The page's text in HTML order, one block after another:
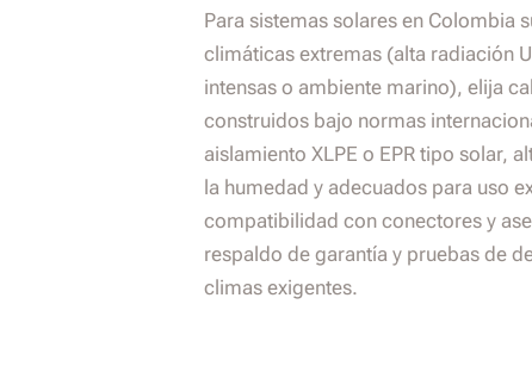
Para sistemas solares en Colombia
climáticas extremas (alta radiación
intensas o ambiente marino), elija
construidos bajo normas
aislamiento XLPE o EPR tipo solar,
la humedad y adecuados para uso
compatibilidad con conectores y
respaldo de garantía y pruebas de
climas exigentes.